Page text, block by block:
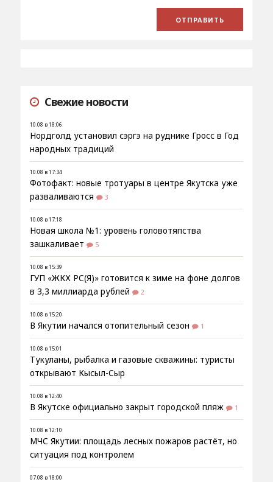
Свежие новости
10.08 в 18:06
Нордголд установил сэргэ на руднике Гросс в Год
народных традиций
10.08 в 17:34
Фотофакт: новые тротуары в центре Якутска уже
разваливаются
3
10.08 в 17:18
Новая школа №1: уровень головотяпства
зашкаливает
5
10.08 в 15:39
ГУП «ЖКХ РС(Я)» готовится к зиме на фоне долгов
в 3,3 миллиарда рублей
2
10.08 в 15:20
В Якутии начался отопительный сезон 1
10.08 в 15:01
Тукуланы, рыбалка и газовые скважины: туристы
открывают Кысыл-Сыр
10.08 в 12:40
В Якутске официально закрыт городской пляж 1
10.08 в 12:10
МЧС Якутии: площадь лесных пожаров растёт, но
ситуация под контролем
07.08 в 18:00